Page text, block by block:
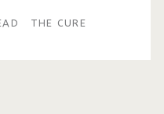
THE CURE